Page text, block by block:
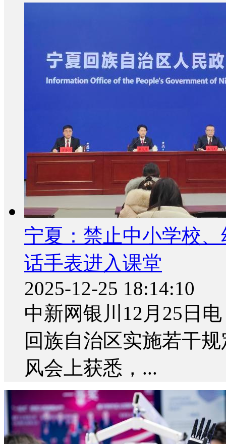
宁夏：禁止中小学校
话手表进入课堂
2025-12-25 18:14:10
中新网银川12月25日
回族自治区实施若干
风会上获悉，...